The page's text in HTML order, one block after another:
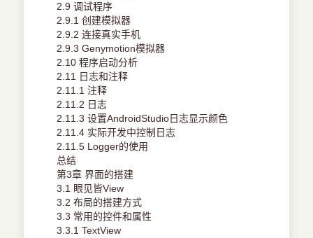
2.9 调试程序
2.9.1 创建模拟器
2.9.2 连接真实手机
2.9.3 Genymotion模拟器
2.10 程序启动分析
2.11 日志和注释
2.11.1 注释
2.11.2 日志
2.11.3 设置AndroidStudio日志显示颜色
2.11.4 实际开发中控制日志
2.11.5 Logger的使用
总结
第3章 界面的搭建
3.1 眼见皆View
3.2 布局的搭建方式
3.3 常用的控件和属性
3.3.1 TextView